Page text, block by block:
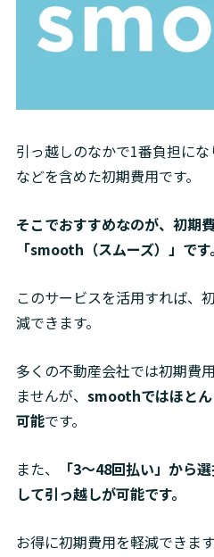
引っ越しのなかで1番負担に
などを含めた初期費用です。
そこでおすすめなのが、初期
「smooth（スムーズ）」です。
このサービスを活用すれば、
減できます。
多くの不動産会社では初期費
ませんが、 smoothではほと
可能です。
また、
「3〜48回払い」から
して引っ越しが可能です。
お得に初期費用を軽減できます